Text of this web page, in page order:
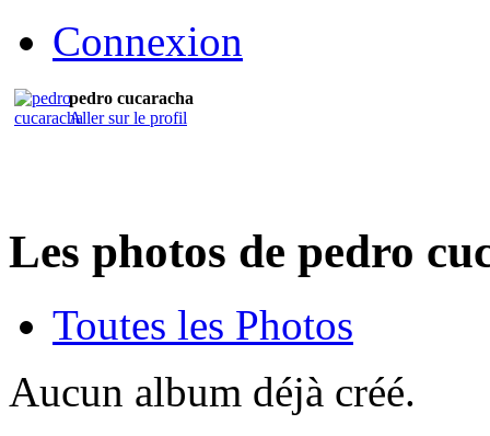
Connexion
pedro cucaracha
Aller sur le profil
Les photos de pedro
Toutes les Photos
Aucun album déjà créé.